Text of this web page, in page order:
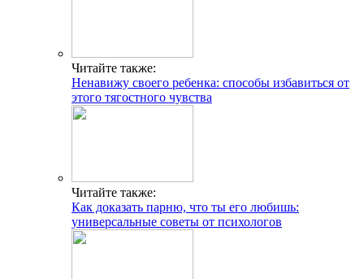
Читайте также:
Ненавижу своего ребенка: способы избавиться от
этого тягостного чувства
Читайте также:
Как доказать парню, что ты его любишь:
универсальные советы от психологов